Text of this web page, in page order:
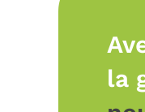
la